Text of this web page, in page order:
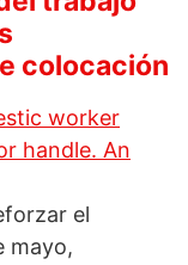
colocación
el
mayo,